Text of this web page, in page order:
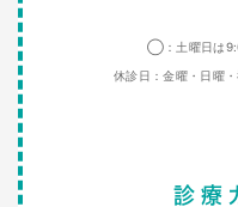
◯：土曜日は
休診日：金曜・日曜
診療